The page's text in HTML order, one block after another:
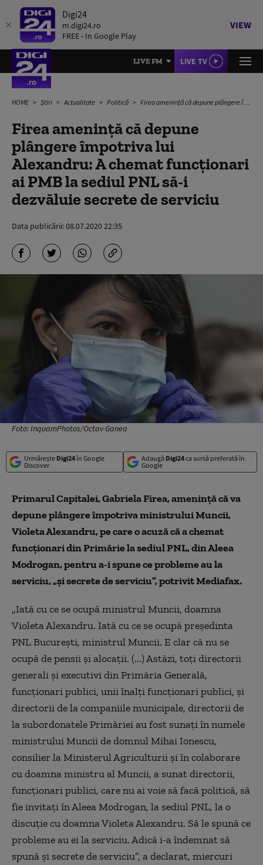
Digi24
m.digi24.ro
FREE - In Google Play
VIEW
LIVE FM LIVE TV
HOME Știri Actualitate Politică Firea amenință că depune plângere împotriva lui Alexandru: A chemat funcționari ai PMB la sediul PNL să-i dezvăluie secrete de serviciu
Firea amenință că depune
plângere împotriva lui
Alexandru: A chemat funcționari
ai PMB la sediul PNL să-i
dezvăluie secrete de serviciu
Data publicării:08.07.2020 22:35
Foto: InquamPhotos/Octav Ganea
Urmărește Digi24în Google
Discover
Adaugă Digi24ca sursă preferată în
Google
Primarul Capitalei, Gabriela Firea, amenință că va
depune plângere împotriva ministrului Muncii,
Violeta Alexandru, pe care o acuză că a chemat
funcționari din Primărie la sediul PNL, din Aleea
Modrogan, pentru a-i spune ce probleme au la
serviciu, „și secrete de serviciu”, potrivit Mediafax.
„Iată cu ce se ocupă ministrul Muncii, doamna
Violeta Alexandru. Iată cu ce se ocupă președinta
PNL București, ministrul Muncii. E clar că nu se
ocupă de pensii și alocații. (...) Astăzi, toți directorii
generali și executivi din Primăria Generală,
funcționari publici, unii înalți funcționari publici, și
directorii de la companiile municipale, directorii de
la subordonatele Primăriei au fost sunați în numele
ministrului Muncii de domnul Mihai Ionescu,
consilier la Ministerul Agriculturii și în colaborare
cu doamna ministru al Muncii, a sunat directorii,
funcționari publici, care nu ai voie să facă politică, să
fie invitați în Aleea Modrogan, la sediul PNL, la o
discuție cu doamna Violeta Alexandru. Să le spună ce
probleme au ei la serviciu. Adică i-a îndemnat să
spună și secrete de serviciu”, a declarat, miercuri